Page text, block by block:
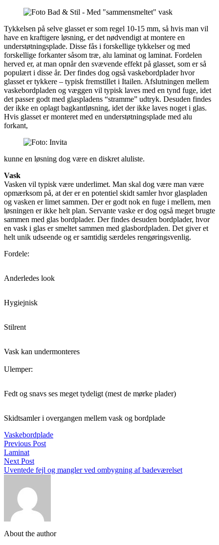
Tykkelsen på selve glasset er som regel 10-15 mm, så hvis man vil
have en kraftigere løsning, er det nødvendigt at montere en
understøtningsplade. Disse fås i forskellige tykkelser og med
forskellige forkanter såsom træ, alu laminat og laminat. Fordelen
herved er, at man opnår den svævende effekt på glasset, som er så
populært i disse år. Der findes dog også vaskebordplader hvor
glasset er tykkere – typisk fremstillet i Itailen. Afslutningen mellem
vaskebordpladen og væggen vil typisk laves med en tynd fuge, idet
det passer godt med glaspladens “stramme” udtryk. Desuden findes
der ikke en oplagt bagkantløsning, idet der ikke laves noget i glas.
Hvis glasset er monteret med en understøtningsplade med alu
forkant,
kunne en løsning dog være en diskret aluliste.
Vask
Vasken vil typisk være underlimet. Man skal dog være man være
opmærksom på, at der er en potentiel skidt samler hvor glaspladen
og vasken er limet sammen. Der er godt nok en fuge i mellem, men
løsningen er ikke helt plan. Servante vaske er dog også meget brugte
sammen med glas bordplader. Der findes desuden bordplader, hvor
en vask i glas er smeltet sammen med glasbordpladen. Det giver et
helt unik udseende og er samtidig særdeles rengøringsvenlig.
Fordele:
Anderledes look
Hygiejnisk
Stilrent
Vask kan undermonteres
Ulemper:
Fedt og snavs ses meget tydeligt (mest de mørke plader)
Skidtsamler i overgangen mellem vask og bordplade
Vaskebordplade
Previous Post
Laminat
Next Post
Uventede fejl og mangler ved ombygning af badeværelset
About the author